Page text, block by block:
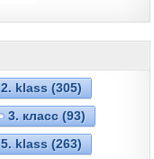
2. klass (305)
3. класс (93)
5. klass (263)